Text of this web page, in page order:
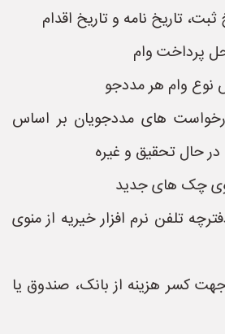
تاریخ نامه و تاریخ اقدام
وام
وام هر مددجو
های مددجویان بر اساس
حال تحقیق و غیره
چک های جدید
تلفن نرم افزار خیریه از منوی
کسر هزینه از بانک، صندوق یا